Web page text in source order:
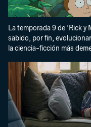
La temporada 9 de 'Rick
sabido, por fin,
la ciencia-ficción más